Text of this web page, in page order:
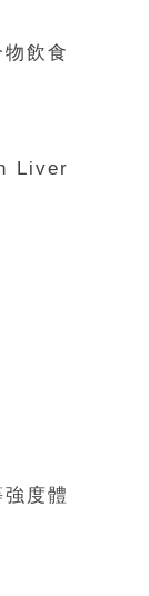
飲食
Liver
度體